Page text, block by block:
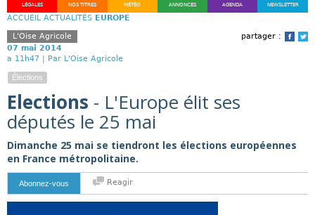
LÉGALES NOS TITRES MÉTÉO ANNONCES AGENDA NEWSLETTER
ACCUEIL ACTUALITÉS EUROPE
partager :
L'Oise Agricole
07 mai 2014
a 11h47 | Par L'Oise Agricole
Élections
Elections - L'Europe élit ses
députés le 25 mai
Dimanche 25 mai se tiendront les élections européennes
en France métropolitaine.
Abonnez-vous Reagir